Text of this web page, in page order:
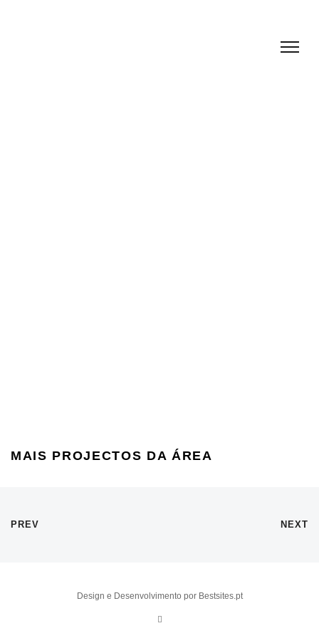
MAIS PROJECTOS DA ÁREA
PREV NEXT
Design e Desenvolvimento por Bestsites.pt